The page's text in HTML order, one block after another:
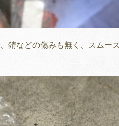
錆などの傷みも無く、スムー